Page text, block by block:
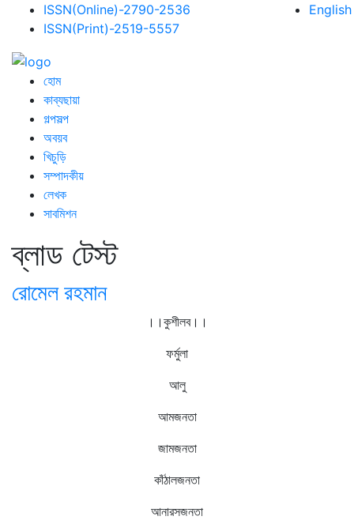
ISSN(Online)-2790-2536
ISSN(Print)-2519-5557
English
হোম
কাব্যছায়া
গল্পসল্প
অবয়ব
খিচুড়ি
সম্পাদকীয়
লেখক
সাবমিশন
ব্লাড টেস্ট
রোমেল রহমান
।।কুশীলব।।
ফর্মুলা
আলু
আমজনতা
জামজনতা
কাঁঠালজনতা
আনারসজনতা